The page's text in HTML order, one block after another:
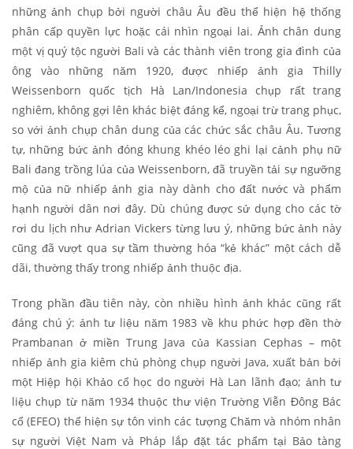
những ảnh chụp bởi người châu Âu đều thể hiện hệ thống
phân cấp quyền lực hoặc cái nhìn ngoại lai. Ảnh chân dung
một vị quý tộc người Bali và các thành viên trong gia đình của
ông vào những năm 1920, được nhiếp ảnh gia Thilly
Weissenborn quốc tịch Hà Lan/Indonesia chụp rất trang
nghiêm, không gợi lên khác biệt đáng kể, ngoại trừ trang phục,
so với ảnh chụp chân dung của các chức sắc châu Âu. Tương
tự, những bức ảnh đóng khung khéo léo ghi lại cảnh phụ nữ
Bali đang trồng lúa của Weissenborn, đã truyền tải sự ngưỡng
mộ của nữ nhiếp ảnh gia này dành cho đất nước và phẩm
hạnh người dân nơi đây. Dù chúng được sử dụng cho các tờ
rơi du lịch như Adrian Vickers từng lưu ý, những bức ảnh này
cũng đã vượt qua sự tầm thường hóa “kẻ khác” một cách dễ
dãi, thường thấy trong nhiếp ảnh thuộc địa.
Trong phần đầu tiên này, còn nhiều hình ảnh khác cũng rất
đáng chú ý: ảnh tư liệu năm 1983 về khu phức hợp đền thờ
Prambanan ở miền Trung Java của Kassian Cephas – một
nhiếp ảnh gia kiêm chủ phòng chụp người Java, xuất bản bởi
một Hiệp hội Khảo cổ học do người Hà Lan lãnh đạo; ảnh tư
liệu chụp từ năm 1934 thuộc thư viện Trường Viễn Đông Bác
cổ (EFEO) thể hiện sự tôn vinh các tượng Chăm và nhóm nhân
sự người Việt Nam và Pháp lắp đặt tác phẩm tại Bảo tàng